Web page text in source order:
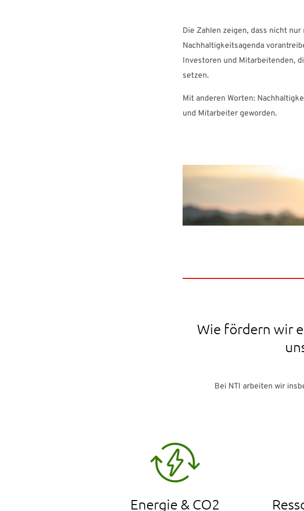
Die Zahlen zeigen, dass nicht
Nachhaltigkeitsagenda
Investoren und Mitarbeitenden,
setzen.
Mit anderen Worten:
und Mitarbeiter geworden.
Wie fördern wir
Bei NTI arbeiten wir
Energie & CO2